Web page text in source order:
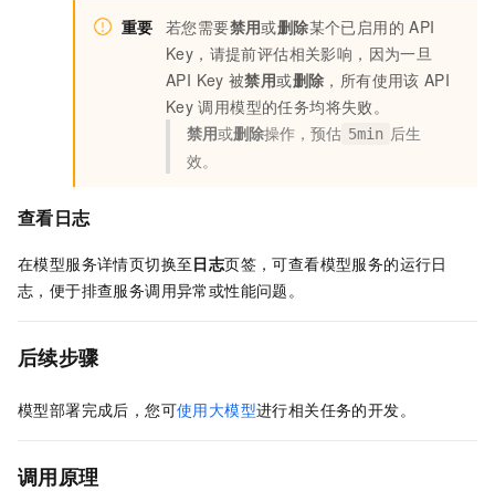
重要 若您需要禁用或删除某个已启用的 API
Key，请提前评估相关影响，因为一旦
API Key 被禁用或删除 ，所有使用该 API
Key 调用模型的任务均将失败。
禁用或删除操作，预估 5min 后生
效。
查看日志
在模型服务详情页切换至日志页签，可查看模型服务的运行日
志，便于排查服务调用异常或性能问题。
后续步骤
模型部署完成后，您可使用大模型进行相关任务的开发。
调用原理